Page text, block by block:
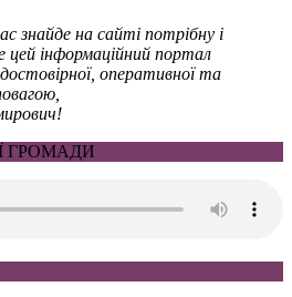
знайде на сайті потрібну і
цей інформаційний портал
оперативної та
ГРОМАДИ